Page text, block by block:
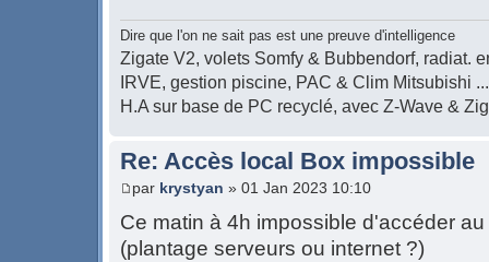
Dire que l'on ne sait pas est une preuve d'intelligence
Zigate V2, volets Somfy & Bubbendorf, radiat.
IRVE, gestion piscine, PAC & Clim Mitsubishi ...
H.A sur base de PC recyclé, avec Z-Wave &
Re: Accès local Box impossible
par krystyan » 01 Jan 2023 10:10
Ce matin à 4h impossible d'accéder
(plantage serveurs ou internet ?)